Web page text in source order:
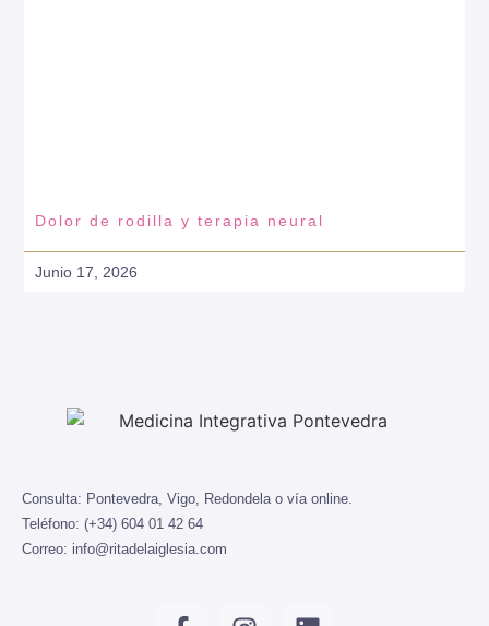
Dolor de rodilla y terapia neural
Junio 17, 2026
Consulta: Pontevedra, Vigo, Redondela o vía online.
Teléfono: (+34) 604 01 42 64
Correo: info@ritadelaiglesia.com